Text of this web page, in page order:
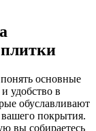
основные
удобство в
обуславливают
покрытия.
вы собираетесь